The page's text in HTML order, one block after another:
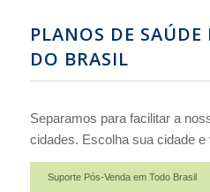
PLANOS DE SAÚDE
DO BRASIL
Separamos para facilitar a
cidades. Escolha sua cidade
Suporte Pós-Venda em Todo Brasil